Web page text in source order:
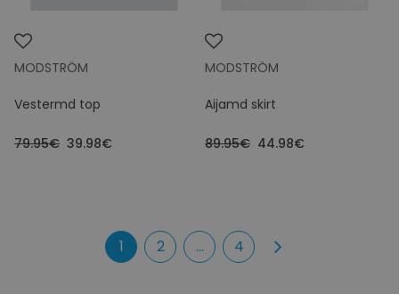
MODSTRÖM
Vestermd top
79.95€ 39.98€
MODSTRÖM
Aijamd skirt
89.95€ 44.98€
1 2 ... 4